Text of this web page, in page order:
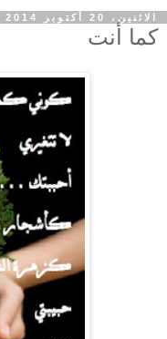
الاثنين، 20 أكتوبر 2014
كما أنت